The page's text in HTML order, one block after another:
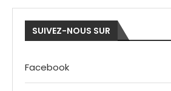
SUIVEZ-NOUS SUR
Facebook